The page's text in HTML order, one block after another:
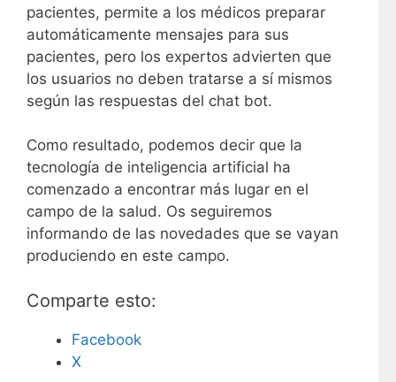
pacientes, permite a los médicos preparar
automáticamente mensajes para sus
pacientes, pero los expertos advierten que
los usuarios no deben tratarse a sí mismos
según las respuestas del chat bot.
Como resultado, podemos decir que la
tecnología de inteligencia artificial ha
comenzado a encontrar más lugar en el
campo de la salud. Os seguiremos
informando de las novedades que se vayan
produciendo en este campo.
Comparte esto:
Facebook
X